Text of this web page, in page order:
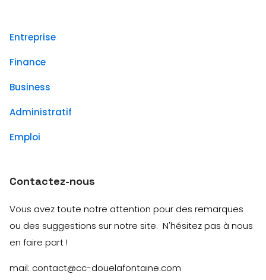
Entreprise
Finance
Business
Administratif
Emploi
Contactez-nous
Vous avez toute notre attention pour des remarques
ou des suggestions sur notre site. N'hésitez pas à nous
en faire part !
mail: contact@cc-douelafontaine.com